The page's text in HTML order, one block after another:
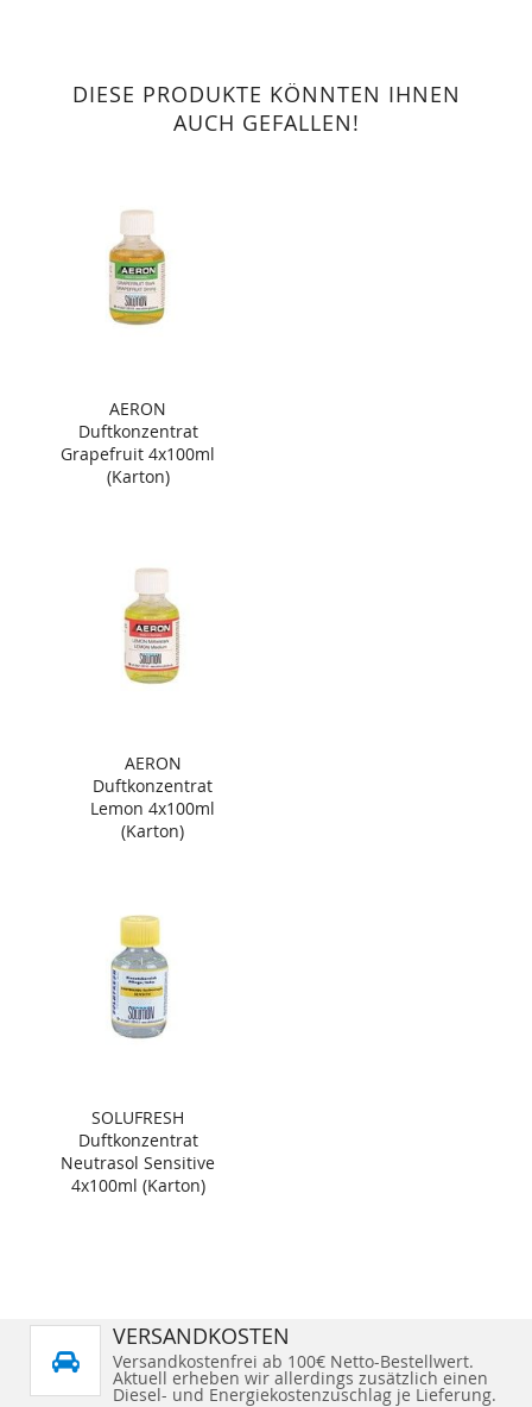
DIESE PRODUKTE KÖNNTEN IHNEN
AUCH GEFALLEN!
AERON
Duftkonzentrat
Grapefruit 4x100ml
(Karton)
AERON
Duftkonzentrat
Lemon 4x100ml
(Karton)
SOLUFRESH
Duftkonzentrat
Neutrasol Sensitive
4x100ml (Karton)
VERSANDKOSTEN
Versandkostenfrei ab 100€ Netto-Bestellwert.
Aktuell erheben wir allerdings zusätzlich einen
Diesel- und Energiekostenzuschlag je Lieferung.